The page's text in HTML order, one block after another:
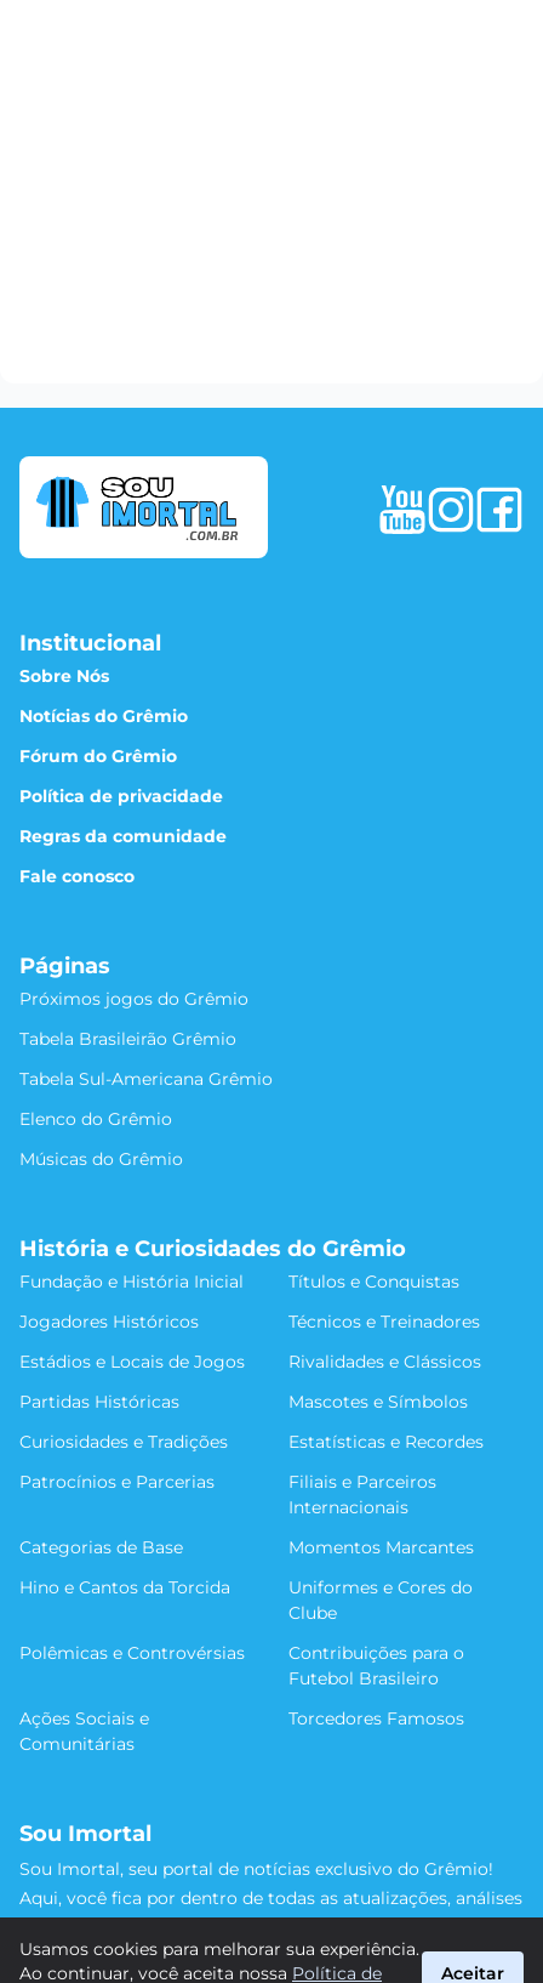
Institucional
Sobre Nós
Notícias do Grêmio
Fórum do Grêmio
Política de privacidade
Regras da comunidade
Fale conosco
Páginas
Próximos jogos do Grêmio
Tabela Brasileirão Grêmio
Tabela Sul-Americana Grêmio
Elenco do Grêmio
Músicas do Grêmio
História e Curiosidades do Grêmio
Fundação e História Inicial
Títulos e Conquistas
Jogadores Históricos
Técnicos e Treinadores
Estádios e Locais de Jogos
Rivalidades e Clássicos
Partidas Históricas
Mascotes e Símbolos
Curiosidades e Tradições
Estatísticas e Recordes
Patrocínios e Parcerias
Filiais e Parceiros
Internacionais
Categorias de Base
Momentos Marcantes
Hino e Cantos da Torcida
Uniformes e Cores do
Clube
Polêmicas e Controvérsias
Contribuições para o
Futebol Brasileiro
Ações Sociais e
Comunitárias
Torcedores Famosos
Sou Imortal
Sou Imortal, seu portal de notícias exclusivo do Grêmio!
Aqui, você fica por dentro de todas as atualizações, análises
detalhe da trajetória do nosso time rumo às vitórias!
Usamos cookies para melhorar sua experiência.
Ao continuar, você aceita nossa Política de Aceitar